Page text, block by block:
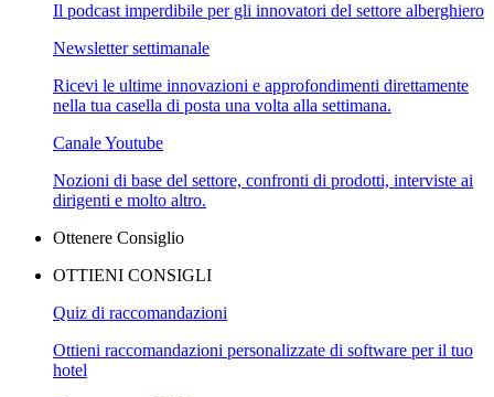
Il podcast imperdibile per gli innovatori del settore alberghiero
Newsletter settimanale
Ricevi le ultime innovazioni e approfondimenti direttamente
nella tua casella di posta una volta alla settimana.
Canale Youtube
Nozioni di base del settore, confronti di prodotti, interviste ai
dirigenti e molto altro.
Ottenere Consiglio
OTTIENI CONSIGLI
Quiz di raccomandazioni
Ottieni raccomandazioni personalizzate di software per il tuo
hotel